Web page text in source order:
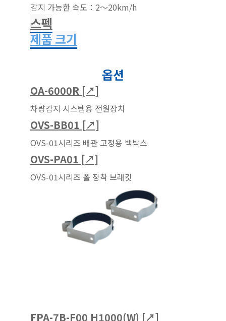
감지 가능한 속도：2～20km/h
스펙
제품 크기
옵션
OA-6000R [↗]
차량감지 시스템용 전원장치
OVS-BB01 [↗]
OVS-01시리즈 배관 고정용 백박스
OVS-PA01 [↗]
OVS-01시리즈 폴 장착 브래킷
FPA-7B-F00 H1000(W) [↗]